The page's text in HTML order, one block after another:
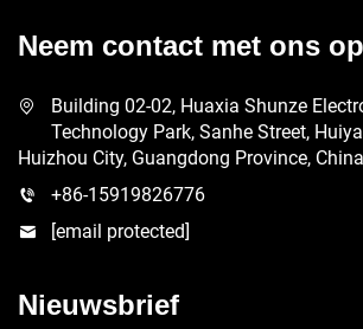
Neem contact met ons op
Building 02-02, Huaxia Shunze
Technology Park, Sanhe Street,
Huizhou City, Guangdong Province,
+86-15919826776
[email protected]
Nieuwsbrief